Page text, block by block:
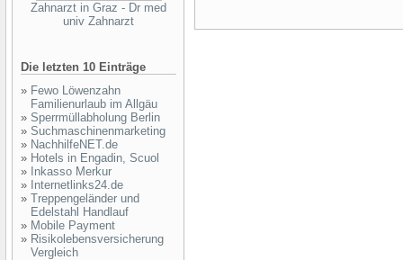
Zahnarzt in Graz - Dr med
univ Zahnarzt
Die letzten 10 Einträge
» Fewo Löwenzahn
Familienurlaub im Allgäu
» Sperrmüllabholung Berlin
» Suchmaschinenmarketing
» NachhilfeNET.de
» Hotels in Engadin, Scuol
» Inkasso Merkur
» Internetlinks24.de
» Treppengeländer und
Edelstahl Handlauf
» Mobile Payment
» Risikolebensversicherung
Vergleich